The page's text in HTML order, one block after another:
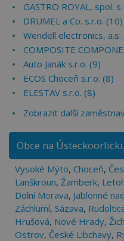
GASTRO ROYAL, spol.
DRUMEL a Co. s.r.o. (10)
Wendell electronics, a.s.
COMPOSITE
Auto Janák s.r.o. (9)
ECOS Choceň s.r.o. (8)
ELESTAV s.r.o. (8)
Zobrazit další
Obce na
Vysoké Mýto, Choceň,
Lanškroun, Žamberk,
Dolní Morava, Jablonné
Záchlumí, Sázava,
Hrušová, Nové Hrady,
Ostrov, České Libchavy,